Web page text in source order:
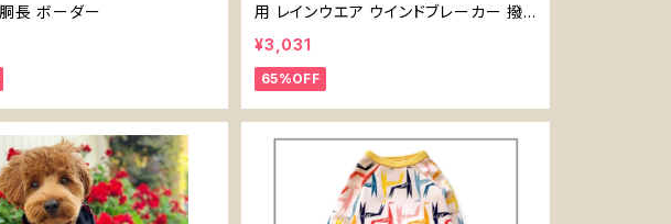
長 ボーダー
用 レインウエア ウインドブレーカー 撥
水 パッカブル ミッドナイトティールとボ
ーダー ハーネス対応 袖なし
¥3,031
65%OFF